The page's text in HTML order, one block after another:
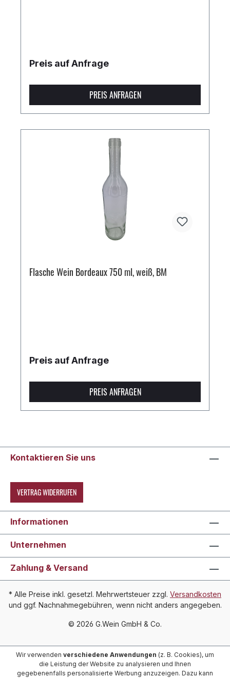
Preis auf Anfrage
PREIS ANFRAGEN
Flasche Wein Bordeaux 750 ml, weiß, BM
Preis auf Anfrage
PREIS ANFRAGEN
Kontaktieren Sie uns
VERTRAG WIDERRUFEN
Informationen
Unternehmen
Zahlung & Versand
* Alle Preise inkl. gesetzl. Mehrwertsteuer zzgl. Versandkosten
und ggf. Nachnahmegebühren, wenn nicht anders angegeben.
© 2026 G.Wein GmbH & Co.
Wir verwenden verschiedene Anwendungen (z. B. Cookies), um
die Leistung der Website zu analysieren und Ihnen
gegebenenfalls personalisierte Werbung anzuzeigen. Dazu kann